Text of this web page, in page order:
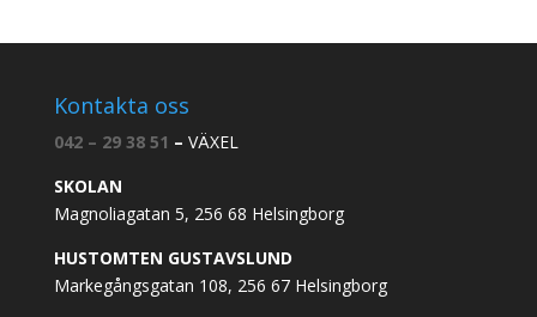
Kontakta oss
042 – 29 38 51 – VÄXEL
SKOLAN
Magnoliagatan 5, 256 68 Helsingborg
HUSTOMTEN GUSTAVSLUND
Markegångsgatan 108, 256 67 Helsingborg